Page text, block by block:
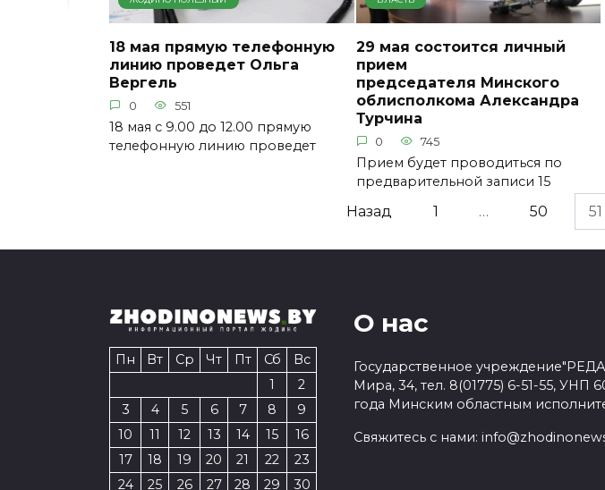
18 мая прямую телефонную
линию проведет Ольга
Вергель
0 551
18 мая с 9.00 до 12.00 прямую
телефонную линию проведет
29 мая состоится личный
прием
председателя Минского
облисполкома Александра
Турчина
0 745
Прием будет проводиться по
предварительной записи 15
Назад 1 … 50 51
Пн Вт Ср Чт Пт Сб
Вс
1
2
3
4 5 6 7 8
9
10
11 12 13 14 15
16
17
18 19 20 21 22
23
24
25 26 27 28 29 30
О нас
Государственное
Мира, 34, тел. 8(01775) 6-51-55, УНП
года Минским областным
Свяжитесь с нами: